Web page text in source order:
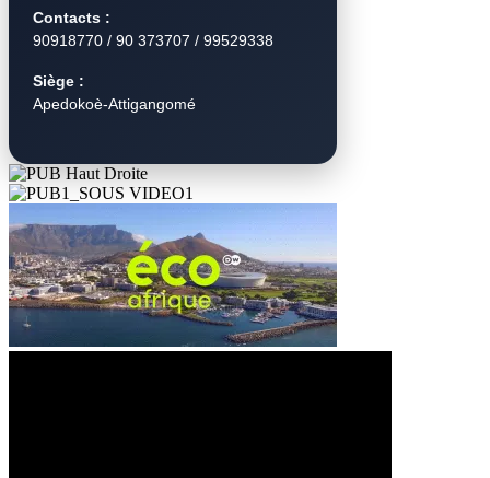
Contacts :
90918770 / 90 373707 / 99529338
Siège :
Apedokoè-Attigangomé